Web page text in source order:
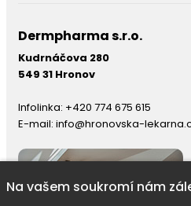
Dermpharma s.r.o.
Kudrnáčova 280
549 31 Hronov
Infolinka: +420 774 675 615
E-mail: info@hronovska-
Na vašem soukromí nám